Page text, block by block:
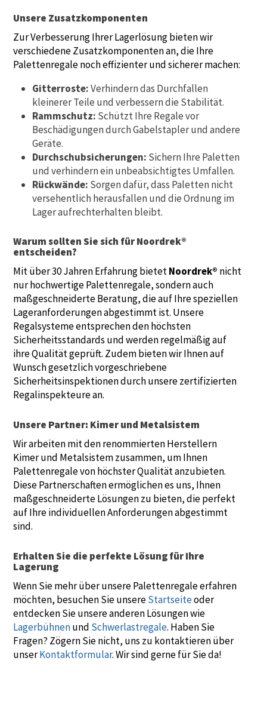
Unsere Zusatzkomponenten
Zur Verbesserung Ihrer Lagerlösung bieten wir
verschiedene Zusatzkomponenten an, die Ihre
Palettenregale noch effizienter und sicherer machen:
Gitterroste:Verhindern das Durchfallen
kleinerer Teile und verbessern die Stabilität.
Rammschutz: Schützt Ihre Regale vor
Beschädigungen durch Gabelstapler und andere
Geräte.
Durchschubsicherungen: Sichern Ihre Paletten
und verhindern ein unbeabsichtigtes Umfallen.
Rückwände: Sorgen dafür, dass Paletten nicht
versehentlich herausfallen und die Ordnung im
Lager aufrechterhalten bleibt.
Warum sollten Sie sich für Noordrek®
entscheiden?
Mit über 30 Jahren Erfahrung bietetNoordrek® nicht
nur hochwertige Palettenregale, sondern auch
maßgeschneiderte Beratung, die auf Ihre speziellen
Lageranforderungen abgestimmt ist. Unsere
Regalsysteme entsprechen den höchsten
Sicherheitsstandards und werden regelmäßig auf
ihre Qualität geprüft. Zudem bieten wir Ihnen auf
Wunsch gesetzlich vorgeschriebene
Sicherheitsinspektionen durch unsere zertifizierten
Regalinspekteure an.
Unsere Partner: Kimer und Metalsistem
Wir arbeiten mit den renommierten Herstellern
Kimer und Metalsistem zusammen, um Ihnen
Palettenregale von höchster Qualität anzubieten.
Diese Partnerschaften ermöglichen es uns, Ihnen
maßgeschneiderte Lösungen zu bieten, die perfekt
auf Ihre individuellen Anforderungen abgestimmt
sind.
Erhalten Sie die perfekte Lösung für Ihre
Lagerung
Wenn Sie mehr über unsere Palettenregale erfahren
möchten, besuchen Sie unsereStartseiteoder
entdecken Sie unsere anderen Lösungen wie
Lagerbühnenund Schwerlastregale. Haben Sie
Fragen? Zögern Sie nicht, uns zu kontaktieren über
unserKontaktformular. Wir sind gerne für Sie da!